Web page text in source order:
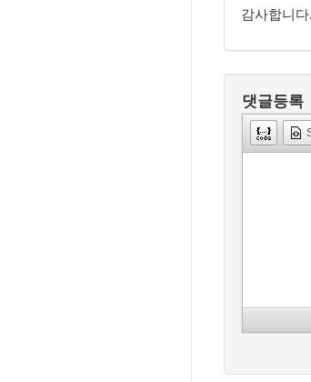
감사합니다.
댓글등록